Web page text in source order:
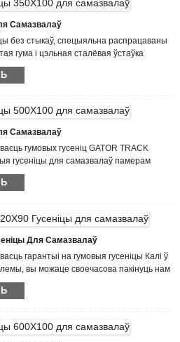
з РЭАЛІСТЫЧНАЙ, ЭФЕКТЫЎНАЙ І
Самазвалаў
без стыкаў, спецыяльна распрацаваны
гума і цэльная сталёвая ўстаўка
і прадукцыйнасць, а таксама
тэхнікі. Гусеніцы Gator Track
ліцця і гумовых рэцэптур. Мы ведаем,
можам гарантаваць
і выгадную якасць адначасова для
Самазвалаў
гумовых гусеніц GATOR TRACK
гусеніцы для самазвалаў памерам
на найвышэйшым узроўні
заказ запасных гумовых гусеніц
тым хутчэй вы зможаце выканаць
спектру прымянення нашай прадукцыі, а
пасляпродажнаму абслугоўванню...
Для Самазвалаў
гарантыі на гумовыя гусеніцы Калі ў
вы можаце своечасова пакінуць нам
чынам разгледзім іх у адпаведнасці з
што нашы паслугі могуць даць
і добраму пасляпродажнаму
ў многіх кампаніях і атрымалі